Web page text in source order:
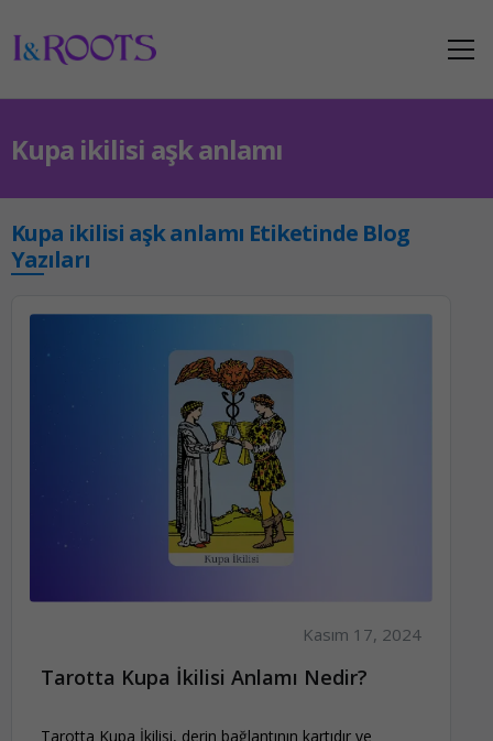
Kupa ikilisi aşk anlamı
Kupa ikilisi aşk anlamı Etiketinde Blog
Yazıları
Kasım 17, 2024
Tarotta Kupa İkilisi Anlamı Nedir?
Tarotta Kupa İkilisi, derin bağlantının kartıdır ve